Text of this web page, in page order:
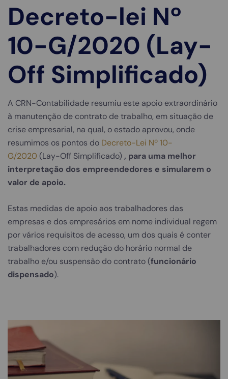
Decreto-lei Nº
10-G/2020 (Lay-
Off Simplificado)
A CRN-Contabilidade resumiu este apoio extraordinário
à manutenção de contrato de trabalho, em situação de
crise empresarial, na qual, o estado aprovou, onde
resumimos os pontos do Decreto-Lei Nº 10-
G/2020 (Lay-Off Simplificado) , para uma melhor
interpretação dos empreendedores e simularem o
valor de apoio.
Estas medidas de apoio aos trabalhadores das
empresas e dos empresários em nome individual regem
por vários requisitos de acesso, um dos quais é conter
trabalhadores com redução do horário normal de
trabalho e/ou suspensão do contrato (funcionário
dispensado).